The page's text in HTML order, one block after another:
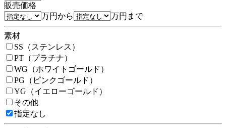
販売価格
万円から
万円まで
素材
SS（ステンレス）
PT（プラチナ）
WG（ホワイトゴールド）
PG（ピンクゴールド）
YG（イエローゴールド）
その他
指定なし